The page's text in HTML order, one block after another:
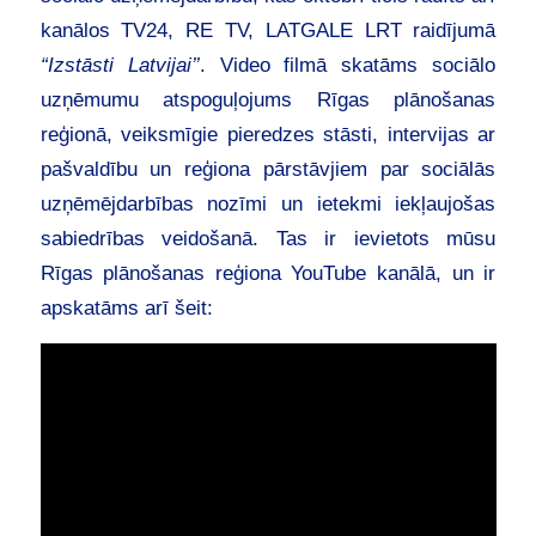
kanālos TV24, RE TV, LATGALE LRT raidījumā
“Izstāsti Latvijai’’. Video filmā skatāms sociālo
uzņēmumu atspoguļojums Rīgas plānošanas
reģionā, veiksmīgie pieredzes stāsti, intervijas ar
pašvaldību un reģiona pārstāvjiem par sociālās
uzņēmējdarbības nozīmi un ietekmi iekļaujošas
sabiedrības veidošanā. Tas ir ievietots mūsu
Rīgas plānošanas reģiona YouTube kanālā, un ir
apskatāms arī šeit: